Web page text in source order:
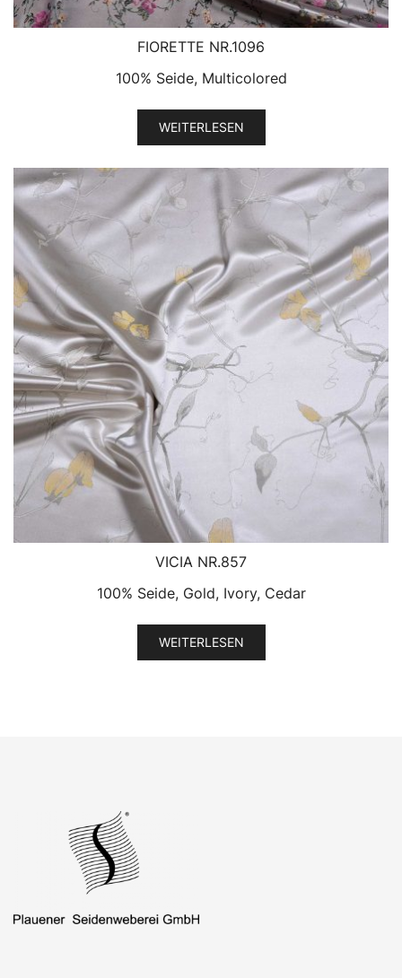
FIORETTE NR.1096
100% Seide, Multicolored
WEITERLESEN
VICIA NR.857
100% Seide, Gold, Ivory, Cedar
WEITERLESEN